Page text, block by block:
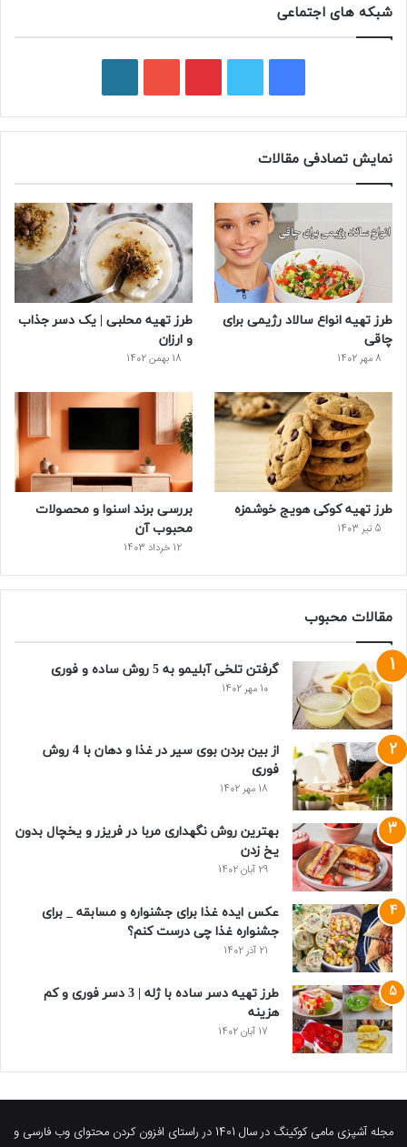
شبکه های اجتماعی
نمایش تصادفی مقالات
طرز تهیه انواع سالاد رژیمی برای
چاقی
8 مهر 1402
طرز تهیه محلبی | یک دسر جذاب
و ارزان
18 بهمن 1402
طرز تهیه کوکی هویج خوشمزه
5 تیر 1403
بررسی برند اسنوا و محصولات
محبوب آن
12 خرداد 1403
مقالات محبوب
گرفتن تلخی آبلیمو به 5 روش ساده و فوری
10 مهر 1402
از بین بردن بوی سیر در غذا و دهان با 4 روش
فوری
18 مهر 1402
بهترین روش نگهداری مربا در فریزر و یخچال بدون
یخ زدن
29 آبان 1402
عکس ایده غذا برای جشنواره و مسابقه _ برای
جشنواره غذا چی درست کنم؟
21 آذر 1402
طرز تهیه دسر ساده با ژله | 3 دسر فوری و کم
هزینه
17 آبان 1402
مجله آشپزی مامی کوکینگ در سال 1401 در راستای افزون کردن محتوای وب فارسی و